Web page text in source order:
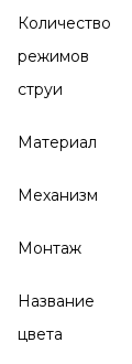
Количество
режимов
струи
Материал
Механизм
Монтаж
Название
цвета